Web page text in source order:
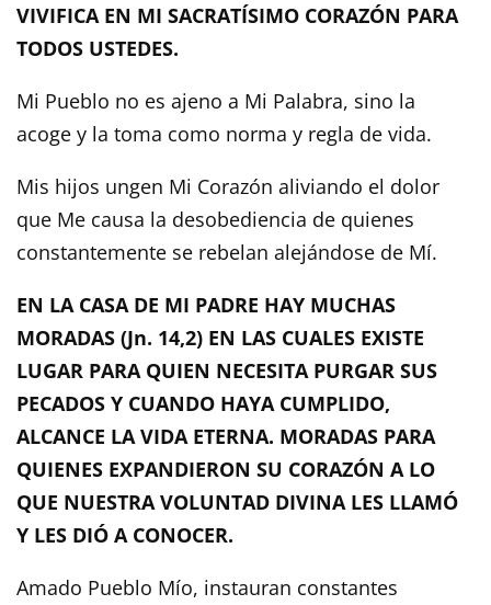
VIVIFICA EN MI SACRATÍSIMO CORAZÓN PARA
TODOS USTEDES.
Mi Pueblo no es ajeno a Mi Palabra, sino la
acoge y la toma como norma y regla de vida.
Mis hijos ungen Mi Corazón aliviando el dolor
que Me causa la desobediencia de quienes
constantemente se rebelan alejándose de Mí.
EN LA CASA DE MI PADRE HAY MUCHAS
MORADAS (Jn. 14,2) EN LAS CUALES EXISTE
LUGAR PARA QUIEN NECESITA PURGAR SUS
PECADOS Y CUANDO HAYA CUMPLIDO,
ALCANCE LA VIDA ETERNA. MORADAS PARA
QUIENES EXPANDIERON SU CORAZÓN A LO
QUE NUESTRA VOLUNTAD DIVINA LES LLAMÓ
Y LES DIÓ A CONOCER.
Amado Pueblo Mío, instauran constantes